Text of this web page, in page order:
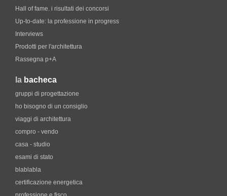
Hall of fame. i risultati dei concorsi
Up-to-date: la professione in progress
Interviews
Prodotti per l'architettura
Rassegna p+A
la bacheca
gruppi di progettazione
ho bisogno di un consiglio
viaggi di architettura
compro - vendo
casa - studio
esami di stato
blablabla
certificazione energetica